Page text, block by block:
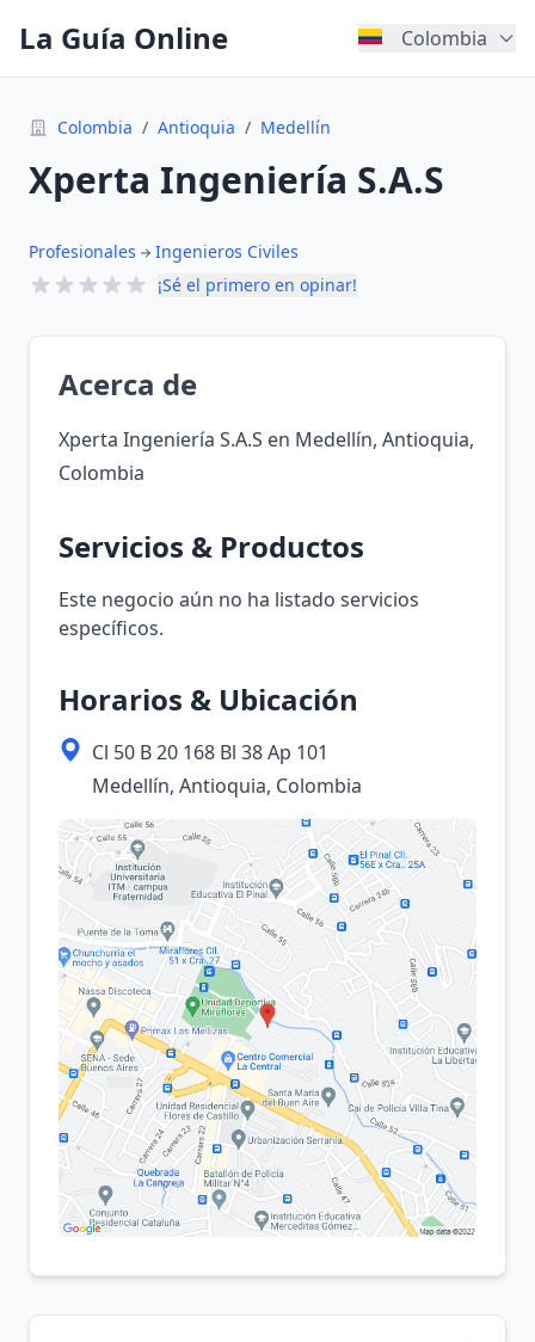
La Guía Online Colombia
Colombia / Antioquia / Medellín
Xperta Ingeniería S.A.S
Profesionales
Ingenieros Civiles
¡Sé el primero en opinar!
Acerca de
Xperta Ingeniería S.A.S en Medellín, Antioquia,
Colombia
Servicios & Productos
Este negocio aún no ha listado servicios
específicos.
Horarios & Ubicación
Cl 50 B 20 168 Bl 38 Ap 101
Medellín, Antioquia, Colombia